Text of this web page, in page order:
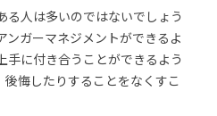
る人は多いのではないでしょう
ンガーマネジメントができるよ
手に付き合うことができるよう
後悔したりすることをなくすこ